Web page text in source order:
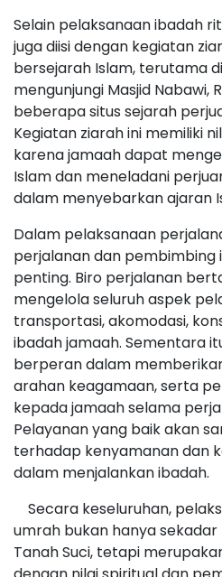
Selain pelaksanaan ibadah
juga diisi dengan kegiatan
bersejarah Islam, terutama
mengunjungi Masjid Nabawi,
beberapa situs sejarah
Kegiatan ziarah ini memiliki
karena jamaah dapat
Islam dan meneladani
dalam menyebarkan ajaran
Dalam pelaksanaan
perjalanan dan pembimbing
penting. Biro perjalanan
mengelola seluruh aspek
transportasi, akomodasi,
ibadah jamaah. Sementara
berperan dalam
arahan keagamaan, serta
kepada jamaah selama
Pelayanan yang baik akan
terhadap kenyamanan dan
dalam menjalankan ibadah.
Secara keseluruhan,
umrah bukan hanya
Tanah Suci, tetapi